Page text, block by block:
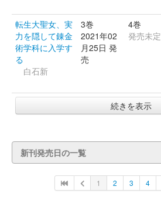
転生大聖女、実
力を隠して錬金
術学科に入学す
る
白石新
3巻
2021年02
月25日 発
売
4巻
発売未定
続きを表示
新刊発売日の一覧
1 2 3 4